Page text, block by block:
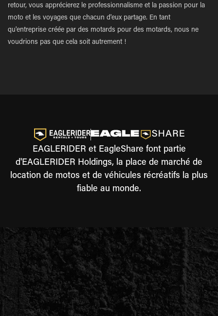
retour, vous apprécierez le professionnalisme et la passion pour la
moto et les voyages que chacun d'eux partage. En tant
qu'entreprise créée par des motards pour des motards, nous ne
voudrions pas que cela soit autrement !
EAGLERIDER et EagleShare font partie
d'EAGLERIDER Holdings, la place de marché de
location de motos et de véhicules récréatifs la plus
fiable au monde.